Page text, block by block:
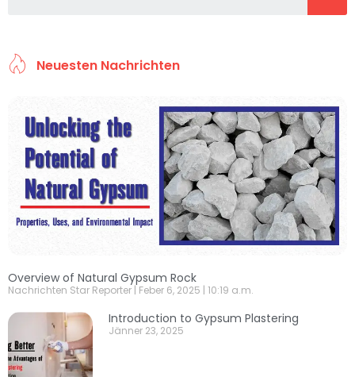
Neuesten Nachrichten
Overview of Natural Gypsum Rock
Nachrichten Star Reporter Feber 6, 2025 10:19 a.m.
Introduction to Gypsum Plastering
Jänner 23, 2025